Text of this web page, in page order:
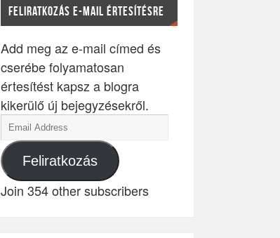
FELIRATKOZÁS E-MAIL ÉRTESÍTÉSRE
Add meg az e-mail címed és
cserébe folyamatosan
értesítést kapsz a blogra
kikerülő új bejegyzésekről.
Feliratkozás
Join 354 other subscribers